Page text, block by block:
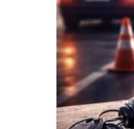
un
durcissement
discret
mais
important
entré
en
vigueur